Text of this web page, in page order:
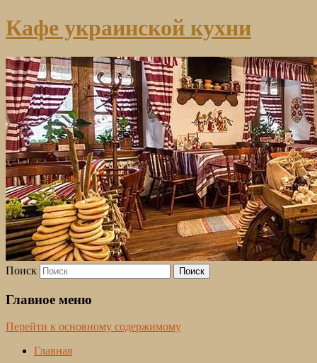
Кафе украинской кухни
Поиск
Главное меню
Перейти к основному содержимому
Главная